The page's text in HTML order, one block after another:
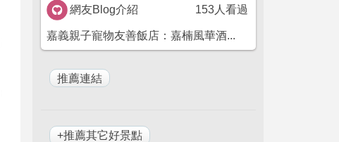
網友Blog介紹 153人看過
嘉義親子寵物友善飯店：嘉楠風華酒...
+推薦其它好景點